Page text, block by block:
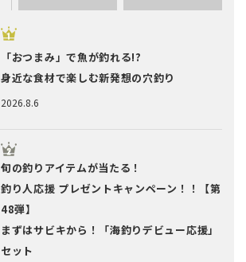
2026.8.6
「おつまみ」で魚が釣れる!?
身近な食材で楽しむ新発想の穴釣り
旬の釣りアイテムが当たる！
釣り人応援 プレゼントキャンペーン！！【第
48弾】
まずはサビキから！「海釣りデビュー応援」
セット